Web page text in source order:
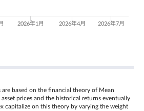
2026年1月 2026年7月
2026年4月
are based on the financial theory of Mean
prices and the historical returns eventually
capitalize on this theory by varying the weight